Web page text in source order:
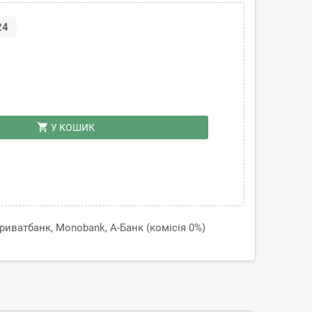
shopping_cart У КОШИК
Monobank, А-Банк (комісія 0%)